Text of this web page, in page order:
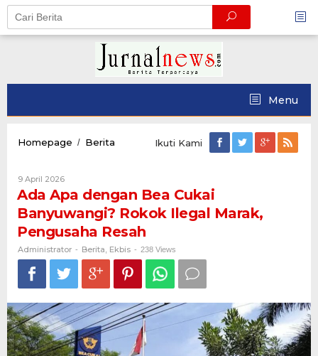
Skip
content
Menu
Homepage / Berita
Cukai
Banyuwangi?
Rokok
Ilegal
Resah
Ikuti Kami
9 April 2026Oleh
Administrator
Ada Apa dengan Bea Cukai
Banyuwangi? Rokok Ilegal Marak,
Pengusaha Resah
Administrator - Berita, Ekbis - 238 Views